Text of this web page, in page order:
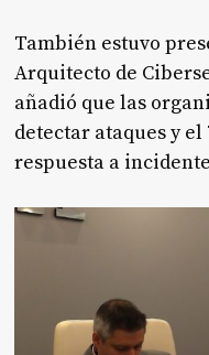
También estuvo
Arquitecto de
añadió que las
detectar ataques y
respuesta a